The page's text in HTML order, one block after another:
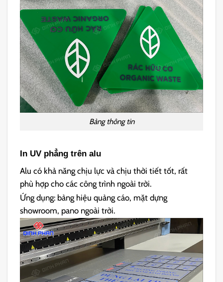
Bảng thông tin
In UV phẳng trên alu
Alu có khả năng chịu lực và chịu thời tiết tốt, rất
phù hợp cho các công trình ngoài trời.
Ứng dụng: bảng hiệu quảng cáo, mặt dựng
showroom, pano ngoài trời.